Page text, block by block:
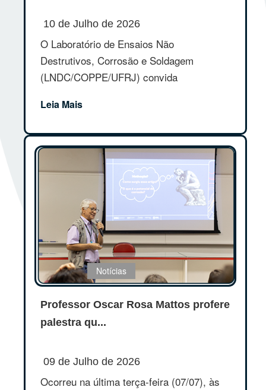
10 de Julho de 2026
O Laboratório de Ensaios Não
Destrutivos, Corrosão e Soldagem
(LNDC/COPPE/UFRJ) convida
Leia Mais
Notícias
Professor Oscar Rosa Mattos profere
palestra qu...
09 de Julho de 2026
Ocorreu na última terça-feira (07/07), às